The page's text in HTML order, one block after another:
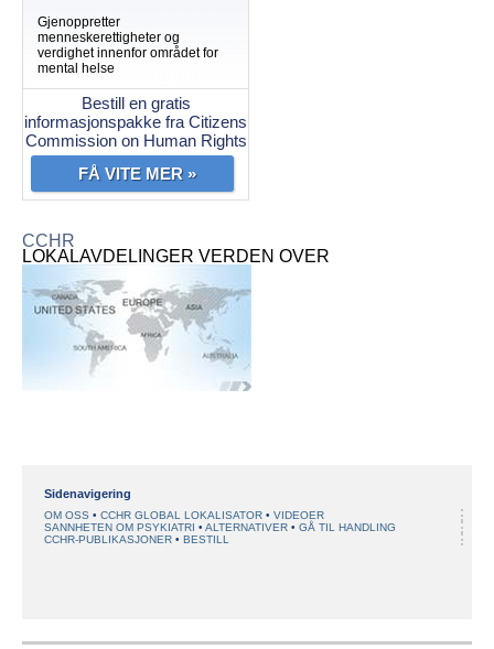
Gjenoppretter
menneskerettigheter og
verdighet innenfor området for
mental helse
Bestill en gratis
informasjonspakke fra Citizens
Commission on Human Rights
FÅ VITE MER »
CCHR
LOKALAVDELINGER VERDEN OVER
Sidenavigering
OM OSS CCHR GLOBAL LOKALISATOR
VIDEOER
SANNHETEN OM PSYKIATRI
ALTERNATIVER
GÅ TIL HANDLING
CCHR-PUBLIKASJONER
BESTILL